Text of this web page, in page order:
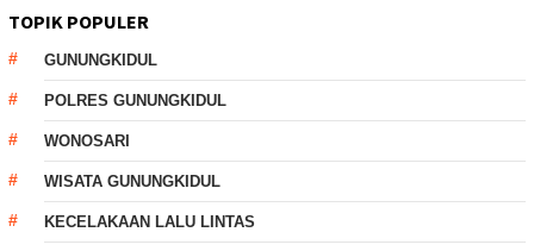
TOPIK POPULER
GUNUNGKIDUL
POLRES GUNUNGKIDUL
WONOSARI
WISATA GUNUNGKIDUL
KECELAKAAN LALU LINTAS